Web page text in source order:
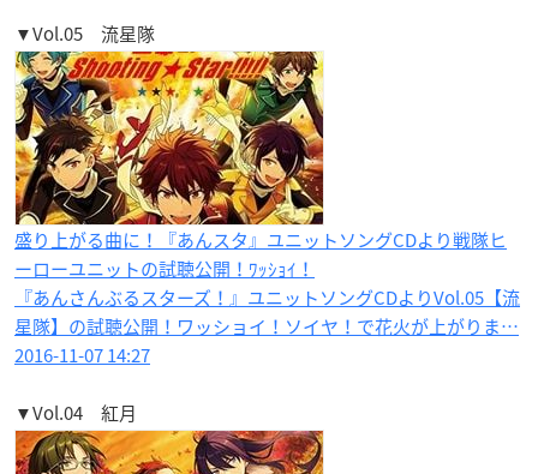
▼Vol.05 流星隊
盛り上がる曲に！『あんスタ』ユニットソングCDより戦隊ヒ
ーローユニットの試聴公開！ﾜｯｼｮｲ！
『あんさんぶるスターズ！』ユニットソングCDよりVol.05【流
星隊】の試聴公開！ワッショイ！ソイヤ！で花火が上がりま…
2016-11-07 14:27
▼Vol.04 紅月